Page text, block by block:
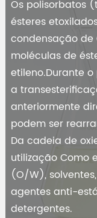
Os polisorbatos
ésteres
condensação de
moléculas de
etileno.Durante
a
anteriormente
podem ser
Da cadeia de
utilização Como
(O/W),
agentes anti-
detergentes.